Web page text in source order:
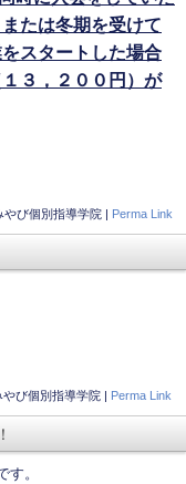
たは冬期を受けて
スタートした場合
３，２００円）が
び個別指導学院 | Perma Link
び個別指導学院 | Perma Link
。